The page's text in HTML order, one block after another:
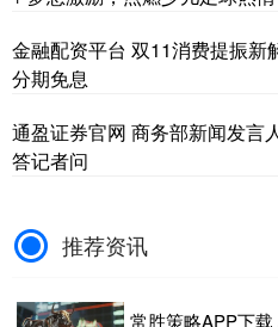
金融配资平台 双11消费提振新
分期免息
通盈证券官网 商务部新闻发言
答记者问
推荐资讯
常胜策略APP下